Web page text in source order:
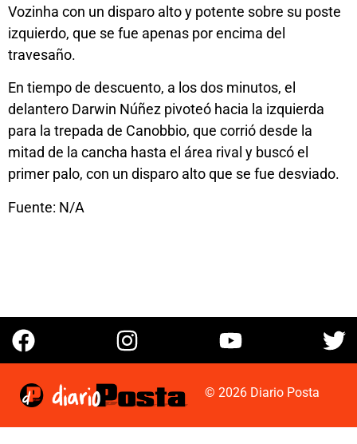
Vozinha con un disparo alto y potente sobre su poste
izquierdo, que se fue apenas por encima del
travesaño.
En tiempo de descuento, a los dos minutos, el
delantero Darwin Núñez pivoteó hacia la izquierda
para la trepada de Canobbio, que corrió desde la
mitad de la cancha hasta el área rival y buscó el
primer palo, con un disparo alto que se fue desviado.
Fuente: N/A
© 2026 Diario Posta